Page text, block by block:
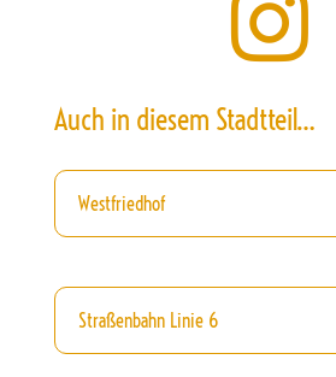

Auch in diesem Stadtteil…
Westfriedhof
Straßenbahn Linie 6